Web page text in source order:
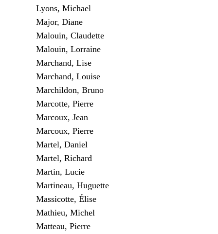
Lyons, Michael
Major, Diane
Malouin, Claudette
Malouin, Lorraine
Marchand, Lise
Marchand, Louise
Marchildon, Bruno
Marcotte, Pierre
Marcoux, Jean
Marcoux, Pierre
Martel, Daniel
Martel, Richard
Martin, Lucie
Martineau, Huguette
Massicotte, Élise
Mathieu, Michel
Matteau, Pierre